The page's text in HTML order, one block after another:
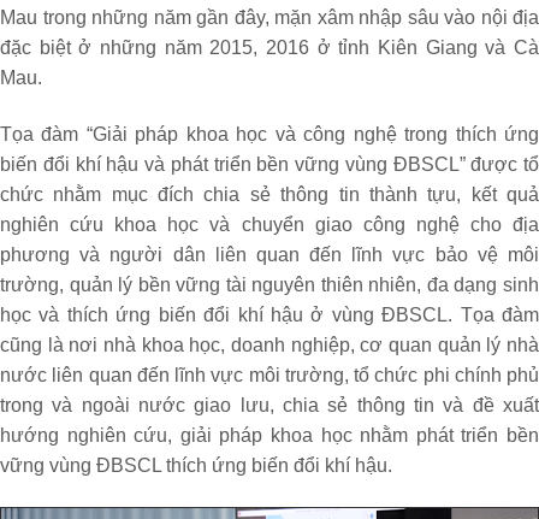
Mau trong những năm gần đây, mặn xâm nhập sâu vào nội địa
đặc biệt ở những năm 2015, 2016 ở tỉnh Kiên Giang và Cà
Mau.
Tọa đàm “Giải pháp khoa học và công nghệ trong thích ứng
biến đổi khí hậu và phát triển bền vững vùng ĐBSCL” được tổ
chức nhằm mục đích chia sẻ thông tin thành tựu, kết quả
nghiên cứu khoa học và chuyển giao công nghệ cho địa
phương và người dân liên quan đến lĩnh vực bảo vệ môi
trường, quản lý bền vững tài nguyên thiên nhiên, đa dạng sinh
học và thích ứng biến đổi khí hậu ở vùng ĐBSCL. Tọa đàm
cũng là nơi nhà khoa học, doanh nghiệp, cơ quan quản lý nhà
nước liên quan đến lĩnh vực môi trường, tổ chức phi chính phủ
trong và ngoài nước giao lưu, chia sẻ thông tin và đề xuất
hướng nghiên cứu, giải pháp khoa học nhằm phát triển bền
vững vùng ĐBSCL thích ứng biến đổi khí hậu.